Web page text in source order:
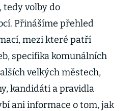
tedy volby do
Přinášíme přehled
mezi které patří
specifika komunálních
velkých městech,
kandidáti a pravidla
ani informace o tom, jak